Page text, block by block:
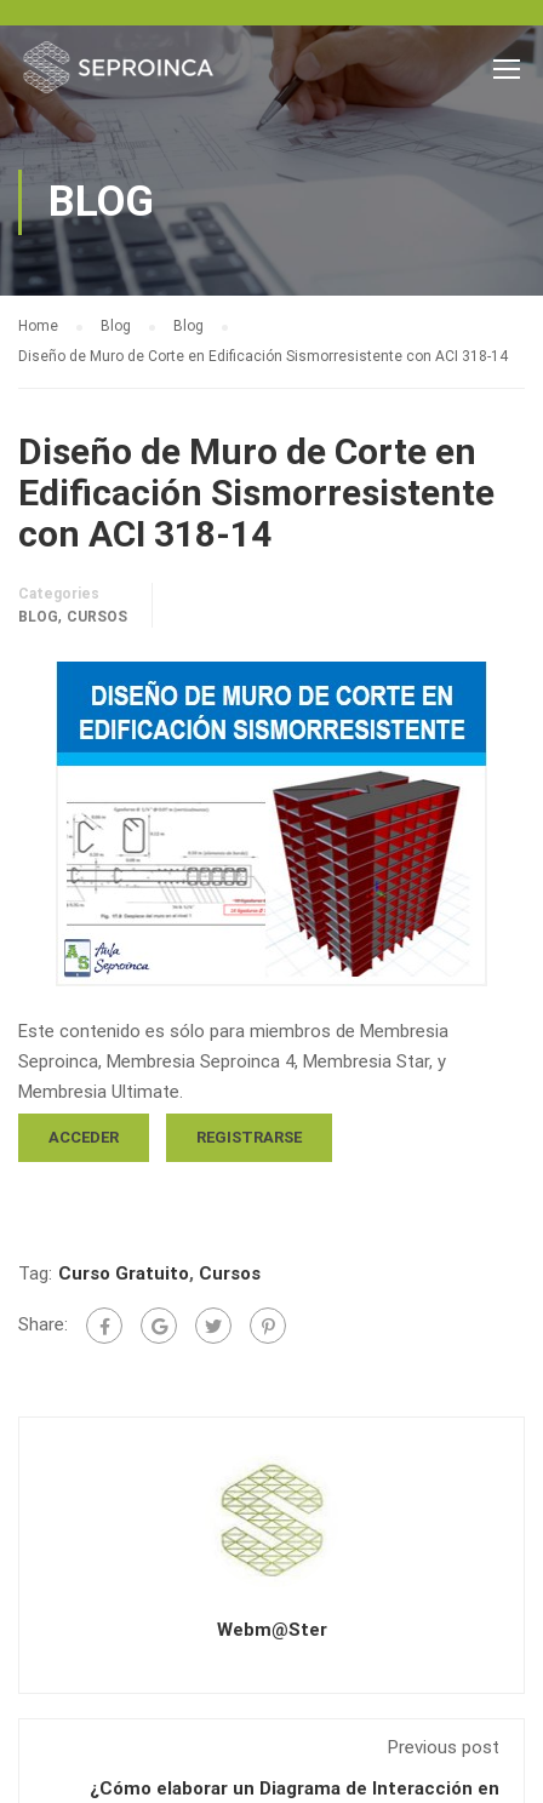
BLOG
Home Blog
Blog
Diseño de Muro de Corte en Edificación Sismorresistente con ACI 318-14
Diseño de Muro de Corte en
Edificación Sismorresistente
con ACI 318-14
Categories
BLOG, CURSOS
Este contenido es sólo para miembros de Membresia
Seproinca, Membresia Seproinca 4, Membresia Star, y
Membresia Ultimate.
ACCEDER REGISTRARSE
Tag: Curso Gratuito, Cursos
Share:
Webm@ster
Previous post
¿Cómo elaborar un Diagrama de Interacción en